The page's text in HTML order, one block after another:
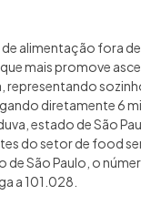
alimentação fora de
mais promove
diretamente 6
estado de São
do setor de food
São Paulo, o
a 101.028.